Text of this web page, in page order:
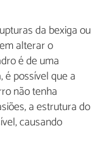
da bexiga ou
alterar o
é de uma
é possível que a
não tenha
a estrutura do
causando